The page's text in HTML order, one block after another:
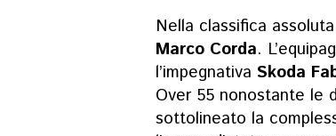
Nella classifica
Marco Corda.
l’impegnativa Skoda
Over 55 nonostante le
sottolineato la